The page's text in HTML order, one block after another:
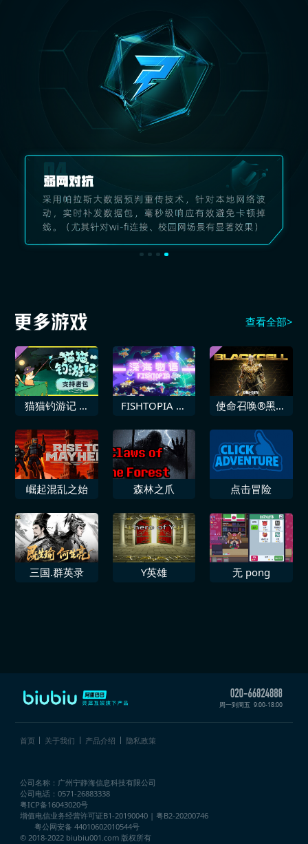
查看全部>
猫猫钓游记 支
FISHTOPIA 深
使命召唤®黑色
第5赛季
崛起混乱之始 森林之爪 点击冒险
三国.群英录 Y英雄 无 pong
周一到周五 9:00-18:00
首页 关于我们 产品介绍 隐私政策
公司名称：广州宁静海信息科技有限公司
公司电话：0571-26883338
粤ICP备16043020号
增值电信业务经营许可证B1-20190040 | 粤B2-20200746
粤公网安备 44010602010544号
© 2018-2022 biubiu001.com 版权所有